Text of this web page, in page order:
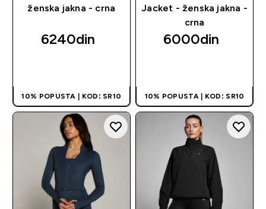
ženska jakna - crna
6240din‎
10% POPUSTA | KOD: SR10
Jacket - ženska jakna -
crna
6000din‎
10% POPUSTA | KOD: SR10